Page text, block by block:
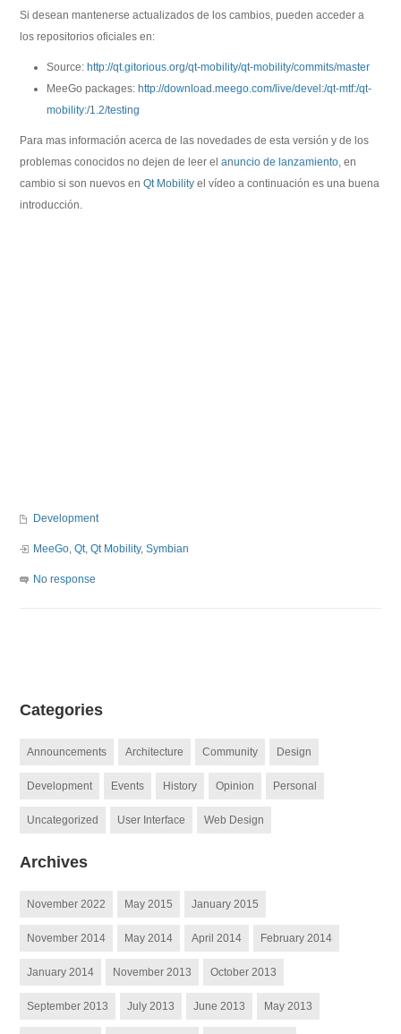
Si desean mantenerse actualizados de los cambios, pueden acceder a
los repositorios oficiales en:
Source: http://qt.gitorious.org/qt-mobility/qt-mobility/commits/master
MeeGo packages: http://download.meego.com/live/devel:/qt-mtf:/qt-
mobility:/1.2/testing
Para mas información acerca de las novedades de esta versión y de los
problemas conocidos no dejen de leer elanuncio de lanzamiento, en
cambio si son nuevos enQt Mobility el vídeo a continuación es una buena
introducción.
Development
MeeGo,Qt,Qt Mobility,Symbian
No response
Categories
Announcements Architecture Community Design
Development Events History Opinion Personal
Uncategorized User Interface Web Design
Archives
November 2022 May 2015 January 2015
November 2014 May 2014 April 2014 February 2014
January 2014 November 2013 October 2013
September 2013 July 2013 June 2013 May 2013